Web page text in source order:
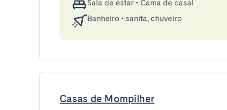
Sala de estar • Cama de casal
Banheiro • sanita, chuveiro
Casas de Mompilher